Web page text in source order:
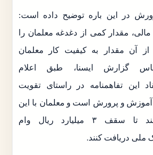
در این باره توضیح داده است:
مقدار کمی از دغدغه معلمان را
آن مقدار به کیفیت کار معلمان
گزارش ایسنا، طبق اعلام
این تفاهمنامه در راستای تقویت
و پرورش است و معلمان با این
تفاهم‌نامه می‌توانند تا سقف ۳ میلیارد ریال وام
ملی دریافت کنند.